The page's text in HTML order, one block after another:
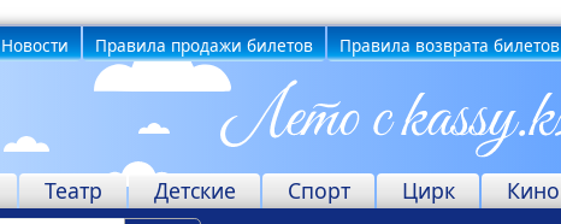
Новости Правила продажи билетов Правила возврата билетов
Театр Детские Спорт Цирк Кино